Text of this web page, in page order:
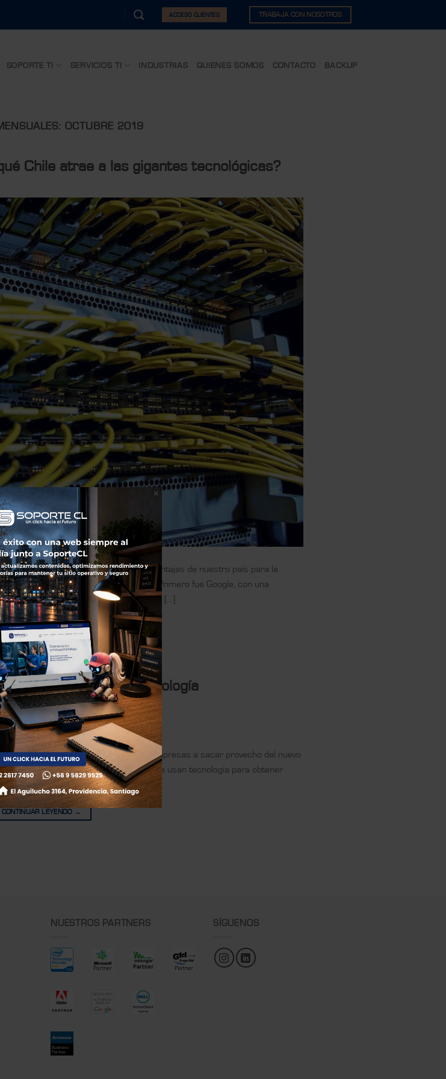
ACCESO CLIENTES TRABAJA CON NOSOTROS
SOPORTE TI SERVICIOS TI INDUSTRIAS QUIENES SOMOS CONTACTO BACKUP
OCTUBRE 2019
Chile atrae a las gigantes tecnológicas?
abierta, son algunas de las ventajas de nuestro país para la
es la tecnología protagonista. Primero fue Google, con una
y ahora es Amazon que, de decidir por […]
CONTINUAR LEYENDO→
son empresas de tecnología
la transformación está orillando a empresas a sacar provecho del nuevo
Mayo 14 de 2018 ,Las empresas que usan tecnología para obtener
de hoy, en el que todas […]
CONTINUAR LEYENDO →
NUESTROS PARTNERS SÍGUENOS